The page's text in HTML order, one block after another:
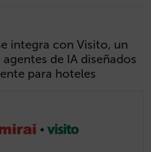
integra con Visito, un
de IA diseñados
para hoteles